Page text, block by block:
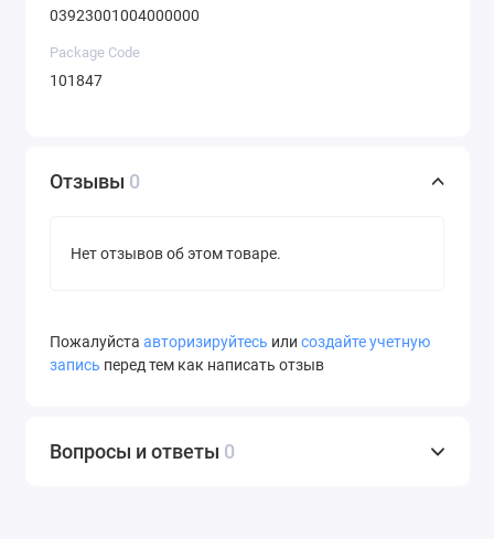
03923001004000000
Package Code
101847
Отзывы 0
Нет отзывов об этом товаре.
Пожалуйста авторизируйтесь или создайте учетную
запись перед тем как написать отзыв
Вопросы и ответы 0